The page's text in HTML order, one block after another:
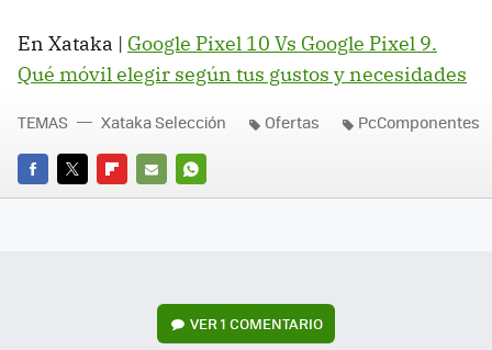
En Xataka | Google Pixel 10 Vs Google Pixel 9.
Qué móvil elegir según tus gustos y necesidades
FACEBOOK
TWITTERFLIPBOARD
E-
WHATSAPP
TEMAS Xataka Selección Ofertas PcComponentes
VER1 COMENTARIO